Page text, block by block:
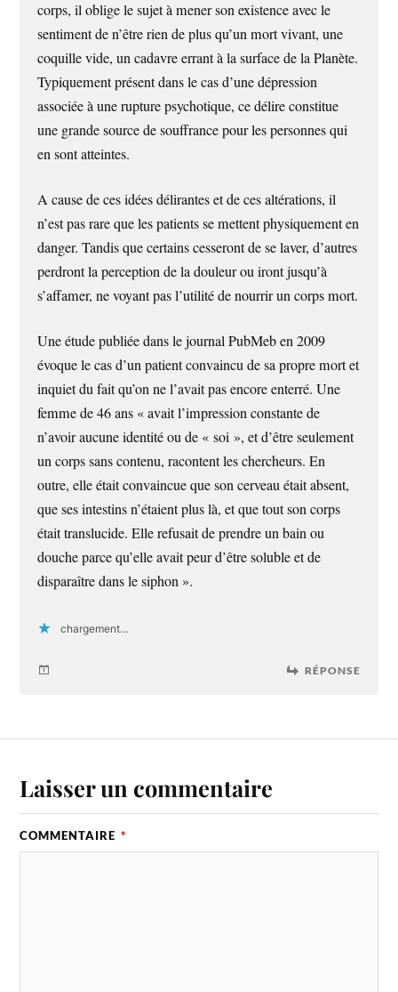
corps, il oblige le sujet à mener son existence avec le
sentiment de n’être rien de plus qu’un mort vivant, une
coquille vide, un cadavre errant à la surface de la Planète.
Typiquement présent dans le cas d’une dépression
associée à une rupture psychotique, ce délire constitue
une grande source de souffrance pour les personnes qui
en sont atteintes.
A cause de ces idées délirantes et de ces altérations, il
n’est pas rare que les patients se mettent physiquement en
danger. Tandis que certains cesseront de se laver, d’autres
perdront la perception de la douleur ou iront jusqu’à
s’affamer, ne voyant pas l’utilité de nourrir un corps mort.
Une étude publiée dans le journal PubMeb en 2009
évoque le cas d’un patient convaincu de sa propre mort et
inquiet du fait qu’on ne l’avait pas encore enterré. Une
femme de 46 ans « avait l’impression constante de
n’avoir aucune identité ou de « soi », et d’être seulement
un corps sans contenu, racontent les chercheurs. En
outre, elle était convaincue que son cerveau était absent,
que ses intestins n’étaient plus là, et que tout son corps
était translucide. Elle refusait de prendre un bain ou
douche parce qu’elle avait peur d’être soluble et de
disparaître dans le siphon ».
chargement…
RÉPONSE
Laisser un commentaire
COMMENTAIRE *